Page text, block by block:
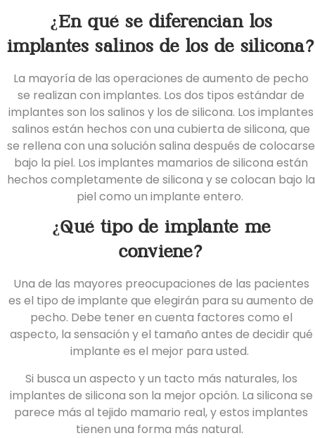
¿En qué se diferencian los
implantes salinos de los de silicona?
La mayoría de las operaciones de aumento de pecho
se realizan con implantes. Los dos tipos estándar de
implantes son los salinos y los de silicona. Los implantes
salinos están hechos con una cubierta de silicona, que
se rellena con una solución salina después de colocarse
bajo la piel. Los implantes mamarios de silicona están
hechos completamente de silicona y se colocan bajo la
piel como un implante entero.
¿Qué tipo de implante me
conviene?
Una de las mayores preocupaciones de las pacientes
es el tipo de implante que elegirán para su aumento de
pecho. Debe tener en cuenta factores como el
aspecto, la sensación y el tamaño antes de decidir qué
implante es el mejor para usted.
Si busca un aspecto y un tacto más naturales, los
implantes de silicona son la mejor opción. La silicona se
parece más al tejido mamario real, y estos implantes
tienen una forma más natural.